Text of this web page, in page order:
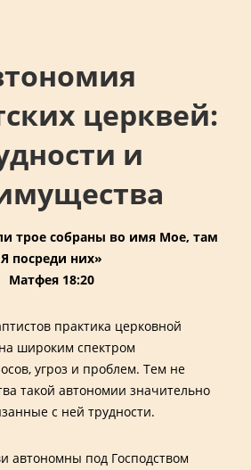
церквей:
и
трое собраны во имя Мое, там
Я посреди них»
Матфея 18:20
практика церковной
широким спектром
угроз и проблем. Тем не
такой автономии значительно
с ней трудности.
автономны под Господством